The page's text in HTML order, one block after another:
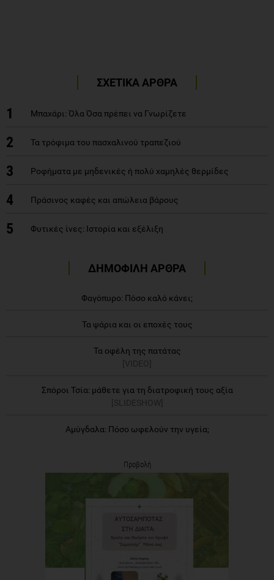
ΣΧΕΤΙΚΑ ΑΡΘΡΑ
1 Μπαχάρι: Όλα Όσα πρέπει να Γνωρίζετε
2 Τα τρόφιμα του πασχαλινού τραπεζιού
3 Ροφήματα με μηδενικές ή πολύ χαμηλές θερμίδες
4 Πράσινος καφές και απώλεια βάρους
5 Φυτικές ίνες: Iστορία και εξέλιξη
ΔΗΜΟΦΙΛΗ ΑΡΘΡΑ
Φαγόπυρο: Πόσο καλό κάνει;
Τα ψάρια και οι εποχές τους
Τα οφέλη της πατάτας
[VIDEO]
Σπόροι Τσία: μάθετε για τη διατροφική τους αξία
[SLIDESHOW]
Αμύγδαλα: Πόσο ωφελούν την υγεία;
Προβολή